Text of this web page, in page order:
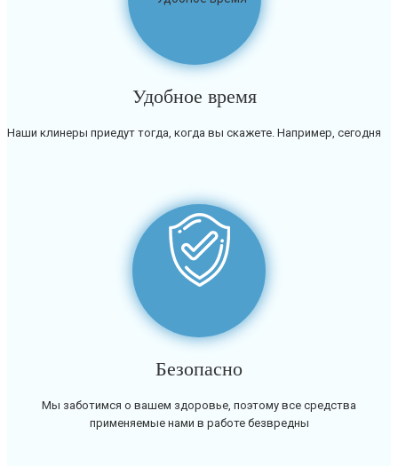
Удобное время
Наши клинеры приедут тогда, когда вы скажете. Например, сегодня
Безопасно
Мы заботимся о вашем здоровье, поэтому все средства
применяемые нами в работе безвредны